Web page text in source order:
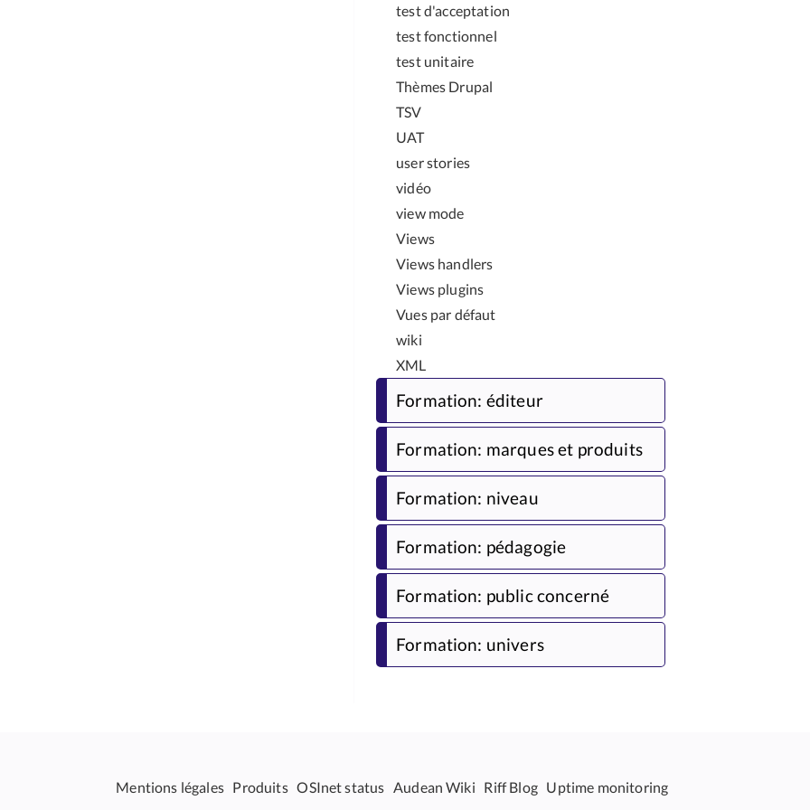
test d'acceptation
test fonctionnel
test unitaire
Thèmes Drupal
TSV
UAT
user stories
vidéo
view mode
Views
Views handlers
Views plugins
Vues par défaut
wiki
XML
Formation: éditeur
Formation: marques et produits
Formation: niveau
Formation: pédagogie
Formation: public concerné
Formation: univers
Mentions légales Produits OSInet status Audean Wiki Riff Blog Uptime monitoring